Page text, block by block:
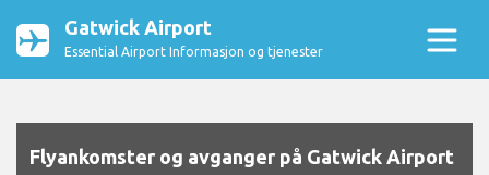
Gatwick Airport
Essential Airport Informasjon og tjenester
Flyankomster og avganger på Gatwick Airport